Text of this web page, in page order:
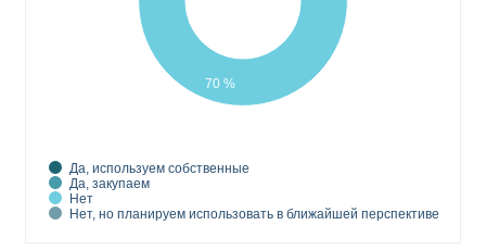
70 %
Да, используем собственные
Да, закупаем
Нет
Нет, но планируем использовать в ближайшей перспективе